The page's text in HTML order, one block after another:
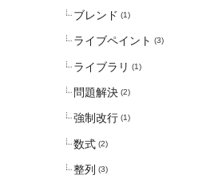
ブレンド (1)
ライブペイント (3)
ライブラリ (1)
問題解決 (2)
強制改行 (1)
数式 (2)
整列 (3)